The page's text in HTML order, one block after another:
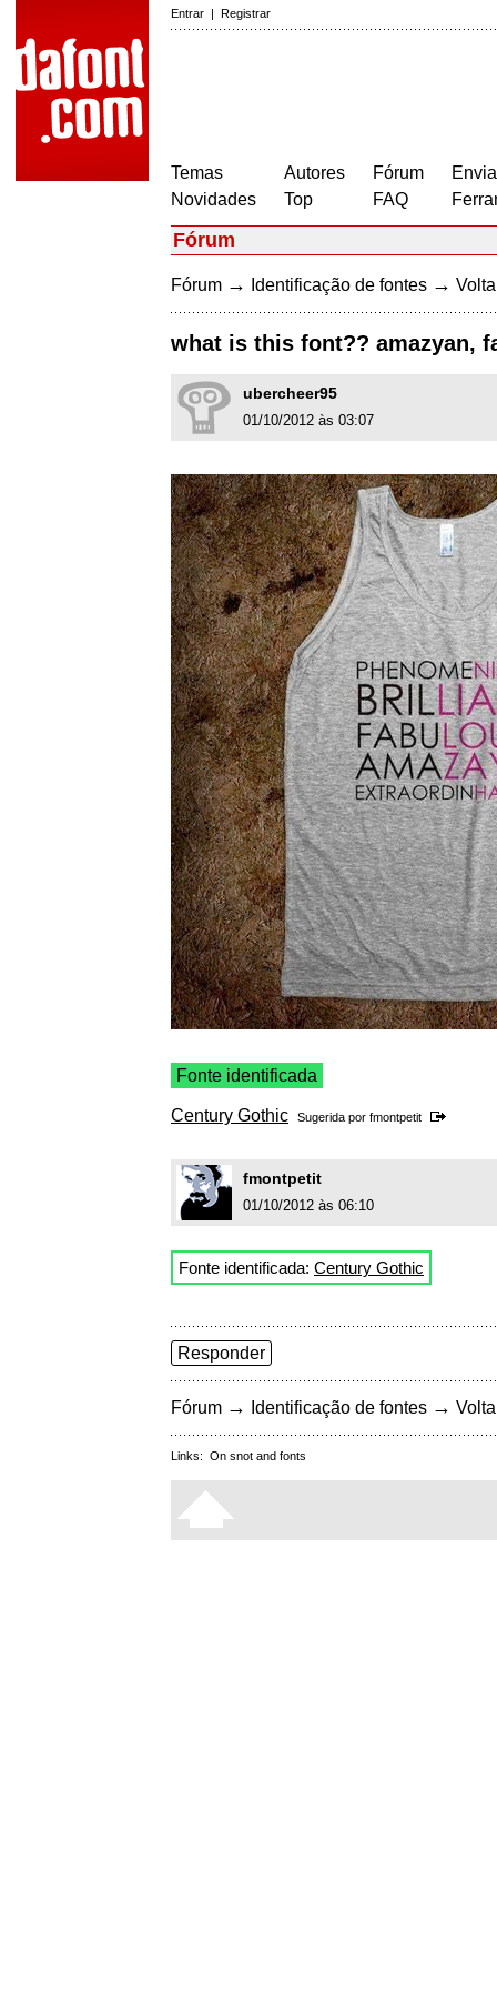
Entrar | Registrar
Temas
Novidades
Autores
Top
Fórum
FAQ
Fórum
Fórum → Identificação de fontes →
what is this font?? amazyan,
ubercheer95
01/10/2012 às 03:07
Fonte identificada
Century Gothic Sugerida por fmontpetit
fmontpetit
01/10/2012 às 06:10
Fonte identificada: Century Gothic
Responder
Fórum → Identificação de fontes →
Links: On snot and fonts